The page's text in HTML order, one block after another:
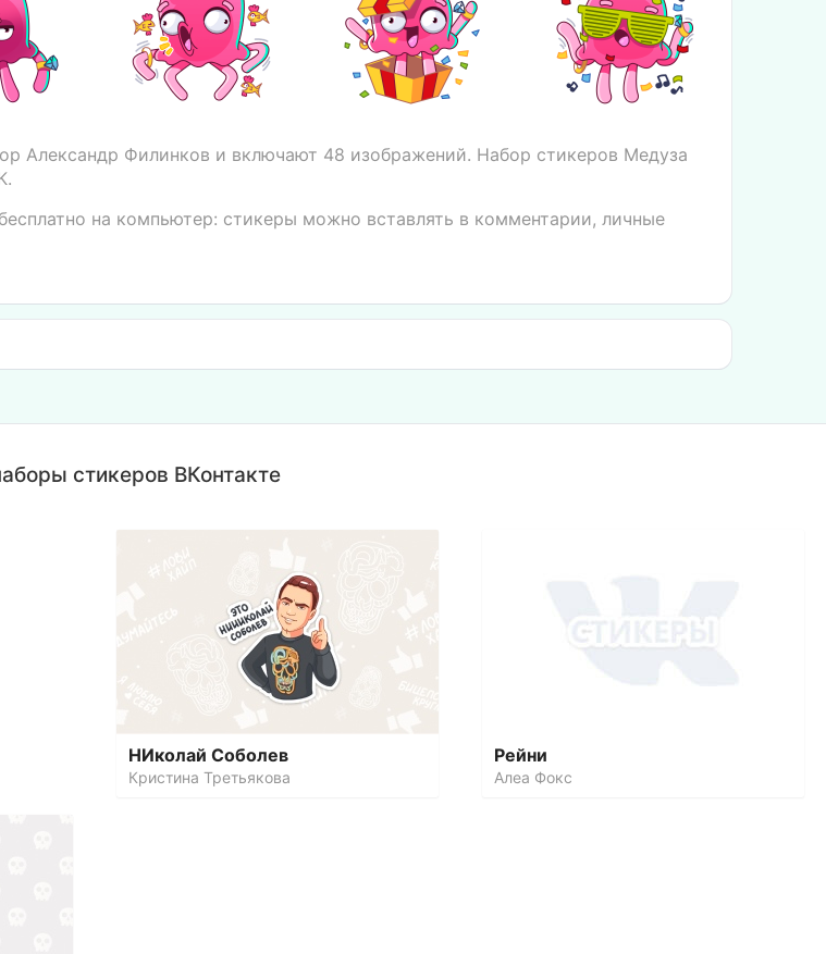
Александр Филинков и включают 48 изображений. Набор стикеров Медуза
на компьютер: стикеры можно вставлять в комментарии, личные
стикеров ВКонтакте
НИколай Соболев
Кристина Третьякова
Рейни
Алеа Фокс